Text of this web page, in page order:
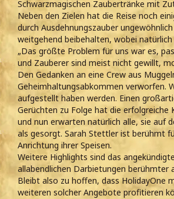
Schwarzmagischen Zaubertränke mit
Neben den Zielen hat die Reise noch
durch Ausdehnungszauber
weitgehend beibehalten, wobei
„Das größte Problem für uns war es,
und Zauberer sind meist nicht gewillt,
Den Gedanken an eine Crew aus
Geheimhaltungsabkommen verworfen.
aufgestellt haben werden. Einen
Gerüchten zu Folge hat die erfolgreiche
und nun erwarten natürlich alle, sie auf
als gesorgt. Sarah Stettler ist berühmt
Anrichtung ihrer Speisen.
Weitere Highlights sind das
allabendlichen Darbietungen berühmter
Bleibt also zu hoffen, dass HolidayOne
weiteren solcher Angebote profitieren